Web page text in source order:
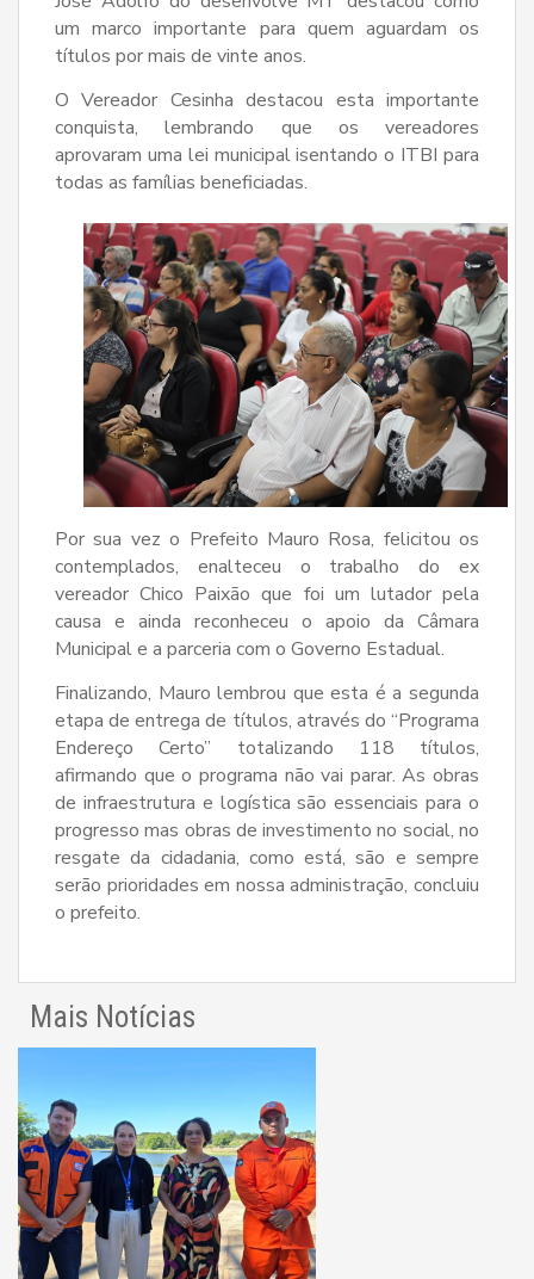
um marco importante para quem aguardam os
títulos por mais de vinte anos.
O Vereador Cesinha destacou esta importante
conquista, lembrando que os vereadores
aprovaram uma lei municipal isentando o ITBI para
todas as famílias beneficiadas.
Por sua vez o Prefeito Mauro Rosa, felicitou os
contemplados, enalteceu o trabalho do ex
vereador Chico Paixão que foi um lutador pela
causa e ainda reconheceu o apoio da Câmara
Municipal e a parceria com o Governo Estadual.
Finalizando, Mauro lembrou que esta é a segunda
etapa de entrega de títulos, através do “Programa
Endereço Certo” totalizando 118 títulos,
afirmando que o programa não vai parar. As obras
de infraestrutura e logística são essenciais para o
progresso mas obras de investimento no social, no
resgate da cidadania, como está, são e sempre
serão prioridades em nossa administração, concluiu
o prefeito.
Mais Notícias